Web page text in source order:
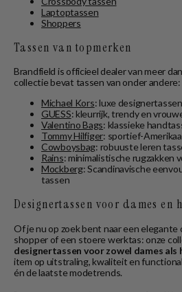
Laptoptassen
Shoppers
Tassen van topmerken
Brandfield is officieel dealer van meer
collectie bevat tassen van onder andere:
Michael Kors: luxe
GUESS: kleurrijk, trendy en
Valentino Bags: klassieke
Tommy Hilfiger: sportief-
Cowboysbag: robuuste leren
Rains: minimalistische rugzakken
Mockberg: Scandinavische
tassen
Designertassen voor dames en
Of je nu op zoek bent naar een
shopper of een stoere werktas: onze
designertassen voor zowel dames als
item op uitstraling, kwaliteit en
én de laatste modetrends.